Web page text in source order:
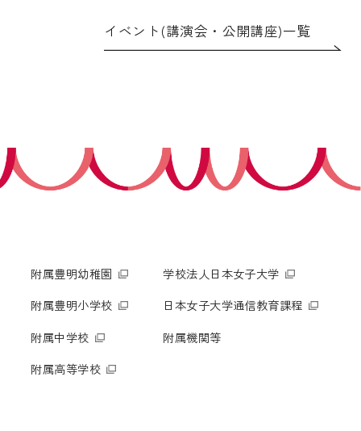
イベント(講演会・公開講座)一覧
附属豊明幼稚園
附属豊明小学校
附属中学校
附属高等学校
学校法人日本女子大学
日本女子大学通信教育課程
附属機関等